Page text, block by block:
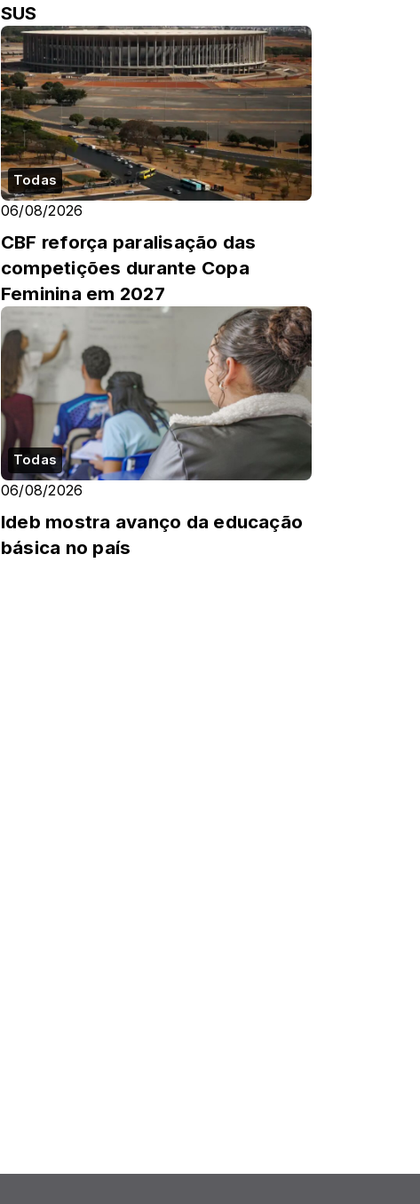
SUS
Todas
06/08/2026
CBF reforça paralisação das
competições durante Copa
Feminina em 2027
Todas
06/08/2026
Ideb mostra avanço da educação
básica no país